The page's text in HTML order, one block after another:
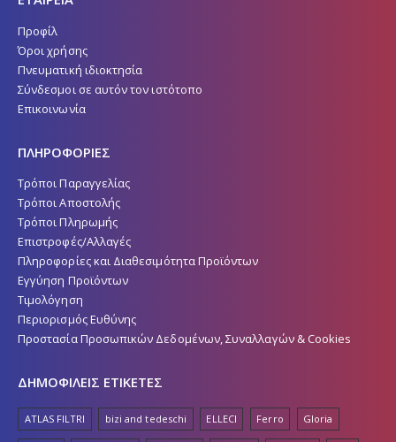
Προφίλ
Όροι χρήσης
Πνευματική ιδιοκτησία
Σύνδεσμοι σε αυτόν τον ιστότοπο
Επικοινωνία
ΠΛΗΡΟΦΟΡΙΕΣ
Τρόποι Παραγγελίας
Τρόποι Αποστολής
Τρόποι Πληρωμής
Επιστροφές/Αλλαγές
Πληροφορίες και Διαθεσιμότητα Προϊόντων
Εγγύηση Προϊόντων
Τιμολόγηση
Περιορισμός Ευθύνης
Προστασία Προσωπικών Δεδομένων, Συναλλαγών & Cookies
ΔΗΜΟΦΙΛΕΙΣ ΕΤΙΚΕΤΕΣ
ATLAS FILTRI bizi and tedeschi ELLECI Ferro Gloria